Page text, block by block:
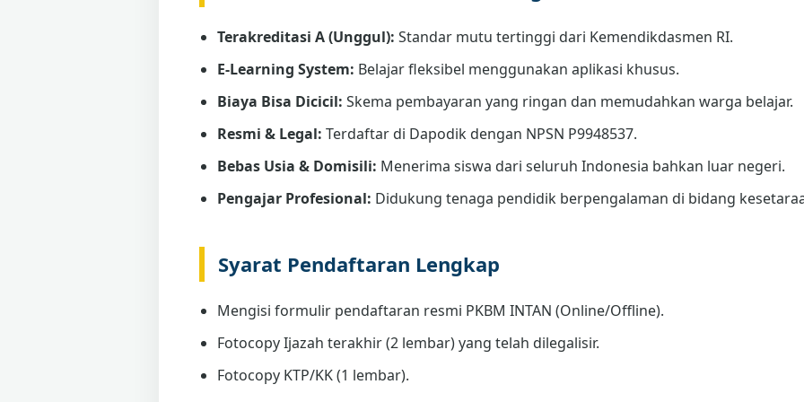
Terakreditasi A (Unggul): Standar mutu tertinggi dari Kemendikdasmen RI.
E-Learning System: Belajar fleksibel menggunakan aplikasi khusus.
Biaya Bisa Dicicil: Skema pembayaran yang ringan dan memudahkan warga belajar.
Resmi & Legal: Terdaftar di Dapodik dengan NPSN P9948537.
Bebas Usia & Domisili: Menerima siswa dari seluruh Indonesia bahkan luar negeri.
Pengajar Profesional: Didukung tenaga pendidik berpengalaman di bidang
Syarat Pendaftaran Lengkap
Mengisi formulir pendaftaran resmi PKBM INTAN (Online/Offline).
Fotocopy Ijazah terakhir (2 lembar) yang telah dilegalisir.
Fotocopy KTP/KK (1 lembar).